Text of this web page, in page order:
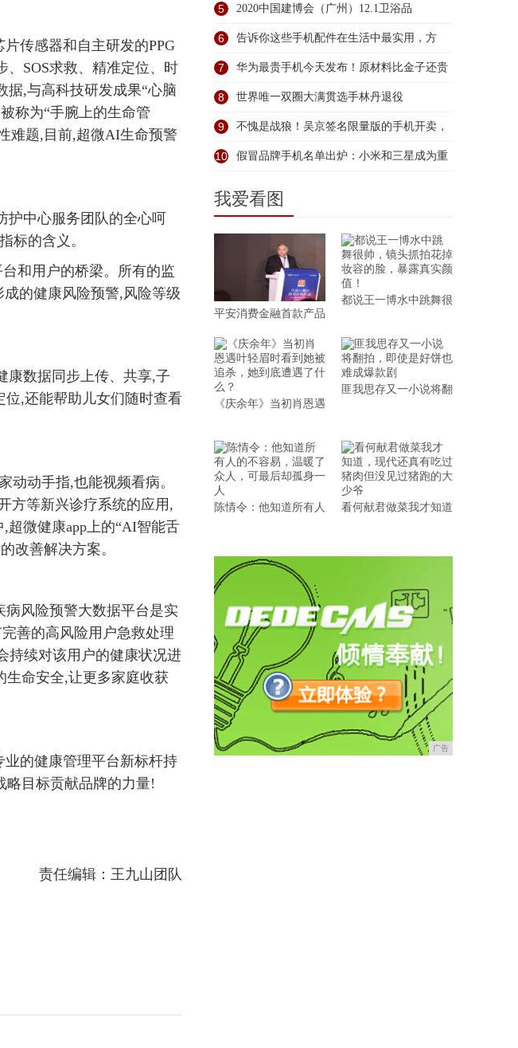
传感器和自主研发的PPG
SOS求救、精准定位、时
据,与高科技研发成果“心脑
称为“手腕上的生命管
难题,目前,超微AI生命预警
护中心服务团队的全心呵
标的含义。
和用户的桥梁。所有的监
的健康风险预警,风险等级
康数据同步上传、共享,子
位,还能帮助儿女们随时查看
动动手指,也能视频看病。
方等新兴诊疗系统的应用,
微健康app上的“AI智能舌
改善解决方案。
病风险预警大数据平台是实
善的高风险用户急救处理
持续对该用户的健康状况进
生命安全,让更多家庭收获
的健康管理平台新标杆持
略目标贡献品牌的力量!
责任编辑：王九山团队
5 2020中国建博会（广州）12.1卫浴品
6 告诉你这些手机配件在生活中最实用，方
便，
7 华为最贵手机今天发布！原材料比金子还贵
三
8 世界唯一双圈大满贯选手林丹退役
9 不愧是战狼！吴京签名限量版的手机开卖，
实
10 假冒品牌手机名单出炉：小米和三星成为重
我爱看图
平安消费金融首款产品
都说王一博水中跳舞很
《庆余年》当初肖恩遇
匪我思存又一小说将翻
陈情令：他知道所有人 看何献君做菜我才知道
广告